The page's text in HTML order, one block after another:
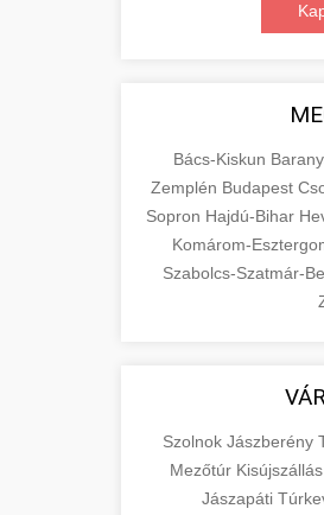
Bács-Kiskun
Zemplén Budapest
Sopron Hajdú-Bihar
Komárom-
Szabolcs-Szatmár-
Szolnok Jászberény
Mezőtúr Kisújszállás
Jászapáti